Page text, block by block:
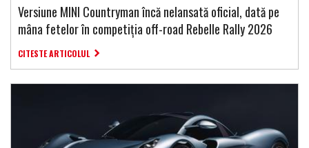
Versiune MINI Countryman încă nelansată oficial, dată pe
mâna fetelor în competiția off-road Rebelle Rally 2026
CITESTE ARTICOLUL